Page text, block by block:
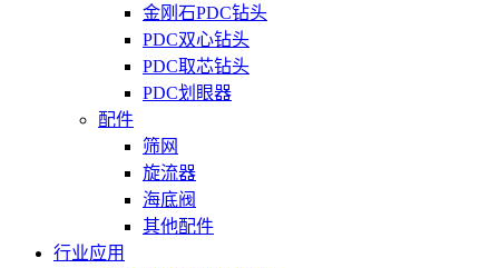
金刚石PDC钻头
PDC双心钻头
PDC取芯钻头
PDC划眼器
配件
筛网
旋流器
海底阀
其他配件
行业应用